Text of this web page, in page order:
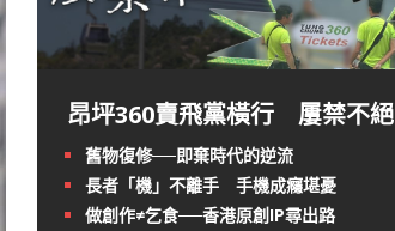
昂坪360賣飛黨橫行 屢禁不絕
舊物復修──即棄時代的逆流
長者「機」不離手 手機成癮堪憂
做創作≠乞食──香港原創IP尋出路